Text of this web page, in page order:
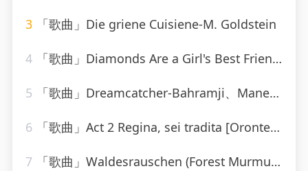
3 「歌曲」Die griene Cuisiene-M. Goldstein
4 「歌曲」Diamonds Are a Girl's Best Friend-Marylin Monroe
5 「歌曲」Dreamcatcher-Bahramji、Maneesh de Moor、Bashir、Zhubin Kalhor、Sudha
6 「歌曲」Act 2 Regina, sei tradita [Oronte, Alcina]-william christie
7 「歌曲」Waldesrauschen (Forest Murmurs), for Piano (Zwei Konzertetuden No. 1), S. 1451 No 1 Waldesrauschen